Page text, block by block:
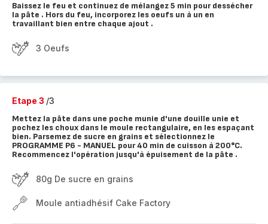
Baissez le feu et continuez de mélangez 5 min pour dessécher
la pâte . Hors du feu, incorporez les oeufs un à un en
travaillant bien entre chaque ajout .
3 Oeufs
Etape 3 /3
Mettez la pâte dans une poche munie d'une douille unie et
pochez les choux dans le moule rectangulaire, en les espaçant
bien. Parsemez de sucre en grains et sélectionnez le
PROGRAMME P6 - MANUEL pour 40 min de cuisson à 200°C.
Recommencez l'opération jusqu'à épuisement de la pâte .
80g De sucre en grains
Moule antiadhésif Cake Factory